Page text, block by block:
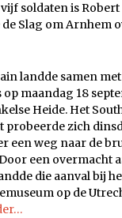
vijf soldaten is Robert
de Slag om Arnhem
landde samen
maandag 18
Heide. Het
probeerde zich
een weg naar de
een overmacht
die aanval bij
op de